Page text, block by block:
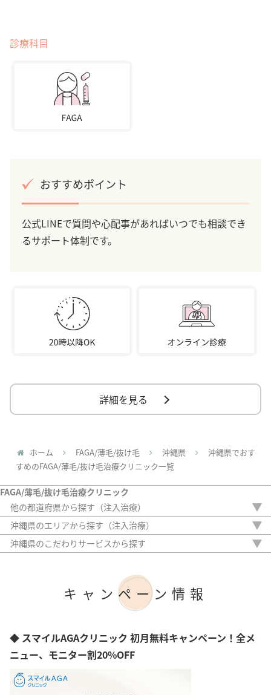
診療科目
おすすめポイント
公式LINEで質問や心配事があればいつでも相談でき
るサポート体制です。
詳細を見る
ホーム FAGA/薄毛/抜け毛 沖縄県
沖縄県でおす
すめのFAGA/薄毛/抜け毛治療クリニック一覧
FAGA/薄毛/抜け毛治療クリニック
他の都道府県から探す（注入治療）
北海道
青森県
岩手県
群馬県
埼玉県
千葉県
東京都
神奈川県
沖縄県のエリアから探す（注入治療）
那覇市
沖縄県のこだわりサービスから探す
オンライン診療
キャンペーン情報
◆ スマイルAGAクリニック 初月無料キャンペーン！全メ
ニュー、モニター割20%OFF